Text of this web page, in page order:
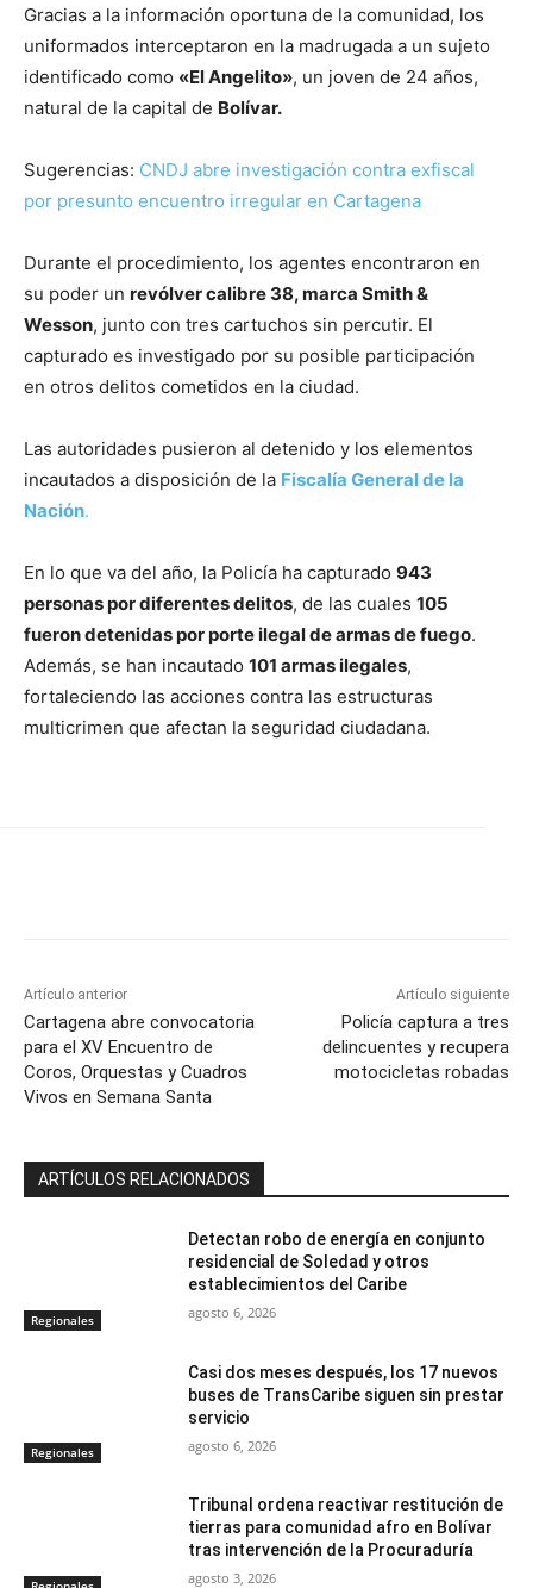
Gracias a la información oportuna de la comunidad, los
uniformados interceptaron en la madrugada a un sujeto
identificado como «El Angelito», un joven de 24 años,
natural de la capital de Bolívar.
Sugerencias: CNDJ abre investigación contra exfiscal
por presunto encuentro irregular en Cartagena
Durante el procedimiento, los agentes encontraron en
su poder un revólver calibre 38, marca Smith &
Wesson, junto con tres cartuchos sin percutir. El
capturado es investigado por su posible participación
en otros delitos cometidos en la ciudad.
Las autoridades pusieron al detenido y los elementos
incautados a disposición de la Fiscalía General de la
Nación.
En lo que va del año, la Policía ha capturado 943
personas por diferentes delitos, de las cuales 105
fueron detenidas por porte ilegal de armas de fuego.
Además, se han incautado 101 armas ilegales,
fortaleciendo las acciones contra las estructuras
multicrimen que afectan la seguridad ciudadana.
Artículo anterior
Cartagena abre convocatoria
para el XV Encuentro de
Coros, Orquestas y Cuadros
Vivos en Semana Santa
Artículo siguiente
Policía captura a tres
delincuentes y recupera
motocicletas robadas
ARTÍCULOS RELACIONADOS
Regionales
Detectan robo de energía en conjunto
residencial de Soledad y otros
establecimientos del Caribe
agosto 6, 2026
Regionales
Casi dos meses después, los 17 nuevos
buses de TransCaribe siguen sin prestar
servicio
agosto 6, 2026
Tribunal ordena reactivar restitución de
tierras para comunidad afro en Bolívar
tras intervención de la Procuraduría
agosto 3, 2026